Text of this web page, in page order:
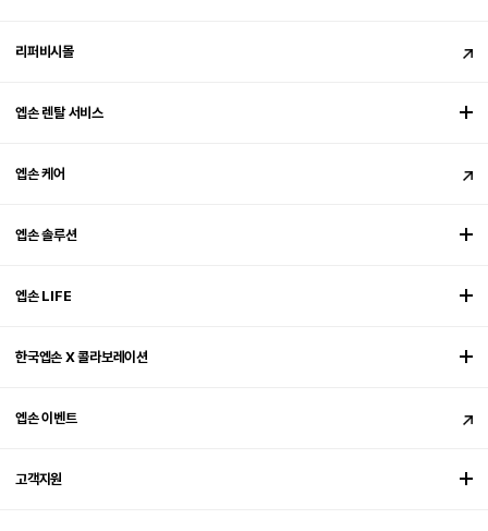
리퍼비시몰
엡손 렌탈 서비스
엡손 케어
엡손 솔루션
엡손 LIFE
한국엡손 X 콜라보레이션
엡손 이벤트
고객지원